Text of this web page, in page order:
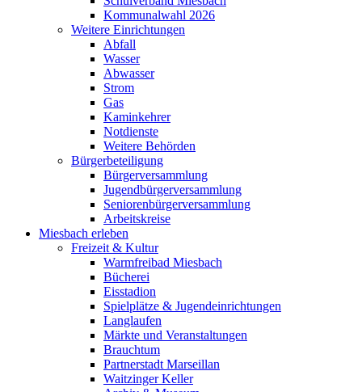
Kommunalwahl 2026
Weitere Einrichtungen
Abfall
Wasser
Abwasser
Strom
Gas
Kaminkehrer
Notdienste
Weitere Behörden
Bürgerbeteiligung
Bürgerversammlung
Jugendbürgerversammlung
Seniorenbürgerversammlung
Arbeitskreise
Miesbach erleben
Freizeit & Kultur
Warmfreibad Miesbach
Bücherei
Eisstadion
Spielplätze & Jugendeinrichtungen
Langlaufen
Märkte und Veranstaltungen
Brauchtum
Partnerstadt Marseillan
Waitzinger Keller